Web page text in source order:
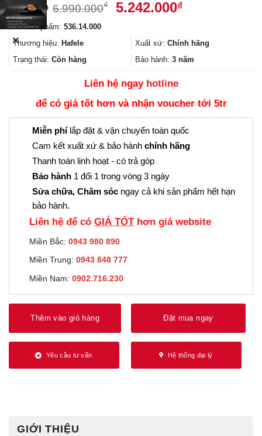
6.990.000₫
Giá
6.990.000₫.
5.242.000₫Giá
là:
5.242.000₫.
Mã sản phẩm: 536.14.000
Thương hiệu: Hafele Xuất xứ: Chính hãng
Trạng thái: Còn hàng Bảo hành: 3 năm
Liên hệ ngay hotline
để có giá tốt hơn và nhận voucher tới 5tr
Miễn phílắp đặt & vận chuyển toàn quốc
Cam kết xuất xứ & bảo hành chính hãng
Thanh toán linh hoạt - có trả góp
Bảo hành 1 đổi 1 trong vòng 3 ngày
Sửa chữa, Chăm sóc ngay cả khi sản phẩm hết hạn
bảo hành.
Liên hệ để có GIÁ TỐThơn giá website
Miền Bắc: 0943 980 890
Miền Trung: 0943 848 777
Miền Nam: 0902.716.230
Thêm vào giỏ hàng Đặt mua ngay
Yêu cầu tư vấn Hệ thống đại lý
GIỚI THIỆU
✕